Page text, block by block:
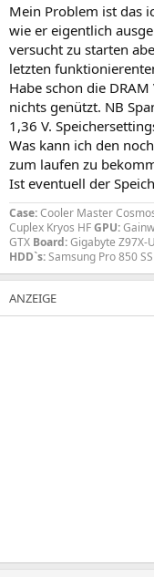
Mein Problem ist das
wie er eigentlich
versucht zu starten
letzten
Habe schon die
nichts genützt. NB
1,36 V.
Was kann ich den
zum laufen zu
Ist eventuell der
Case:Cooler Master
Cuplex Kryos HFGPU:
GTX Board:Gigabyte Z97X-
HDD`s:Samsung Pro 850